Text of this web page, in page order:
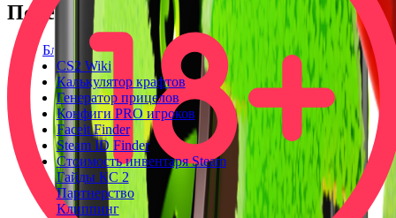
Полезное
Блог
CS2 Wiki
Калькулятор крафтов
Генератор прицелов
Конфиги PRO игроков
Faceit Finder
Steam ID Finder
Стоимость инвентаря Steam
Гайды КС 2
Партнерство
Клиппинг